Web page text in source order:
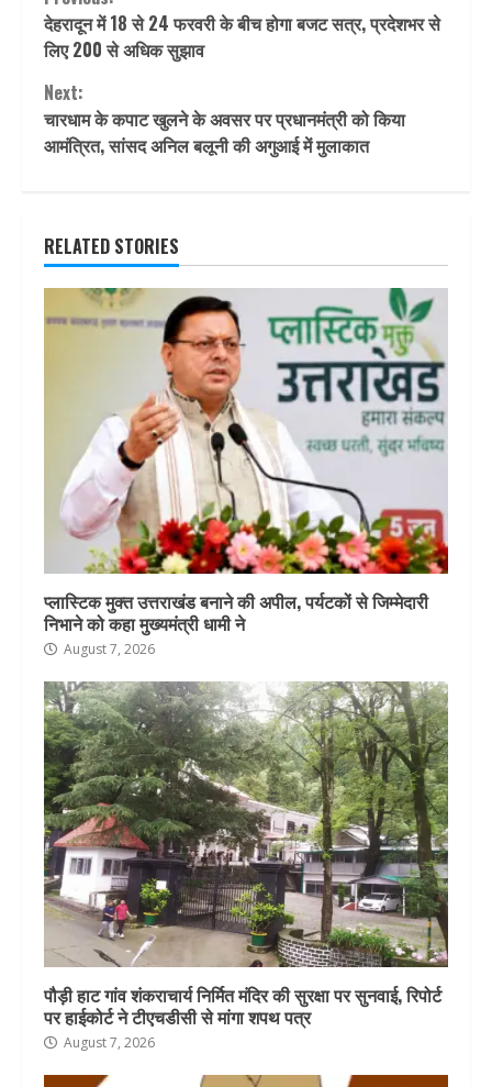
Reading
देहरादून में 18 से 24 फरवरी के बीच होगा बजट सत्र, प्रदेशभर से
लिए 200 से अधिक सुझाव
Next:
चारधाम के कपाट खुलने के अवसर पर प्रधानमंत्री को किया
आमंत्रित, सांसद अनिल बलूनी की अगुआई में मुलाकात
RELATED STORIES
प्लास्टिक मुक्त उत्तराखंड बनाने की अपील, पर्यटकों से जिम्मेदारी
निभाने को कहा मुख्यमंत्री धामी ने
August 7, 2026
पौड़ी हाट गांव शंकराचार्य निर्मित मंदिर की सुरक्षा पर सुनवाई, रिपोर्ट
पर हाईकोर्ट ने टीएचडीसी से मांगा शपथ पत्र
August 7, 2026